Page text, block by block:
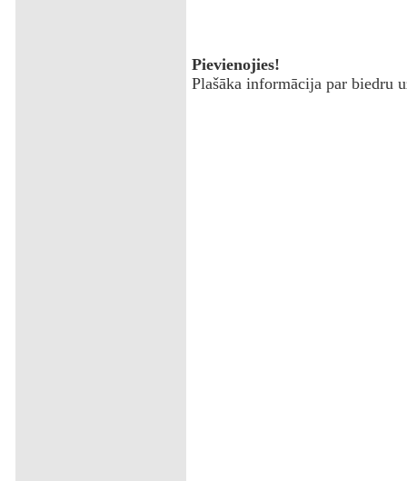
Pievienojies!
Plašāka informācija par biedru